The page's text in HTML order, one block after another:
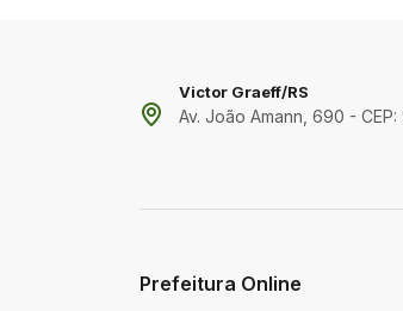
Victor Graeff/RS
Av. João Amann, 690 -
Prefeitura Online